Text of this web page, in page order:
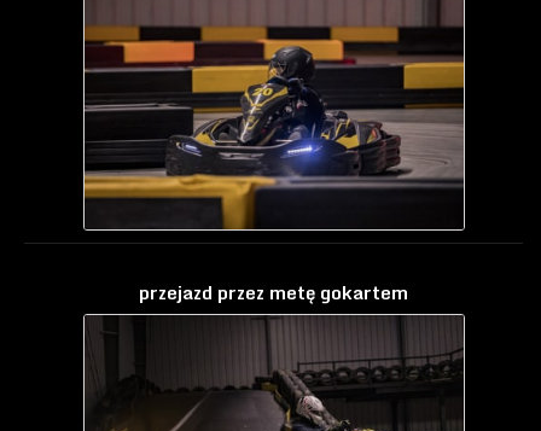
przejazd przez metę gokartem